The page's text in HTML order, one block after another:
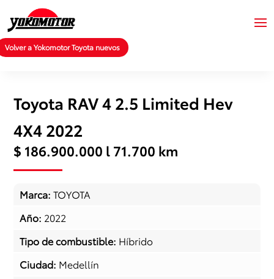
Volver a Yokomotor Toyota nuevos
Toyota RAV 4 2.5 Limited Hev
4X4 2022
$ 186.900.000 l 71.700 km
Marca:TOYOTA
Año: 2022
Tipo de combustible: Híbrido
Ciudad: Medellín